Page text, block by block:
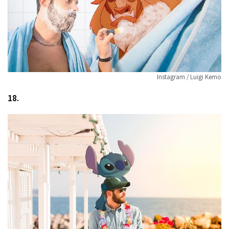
Instagram / Luigi Kemo
18.